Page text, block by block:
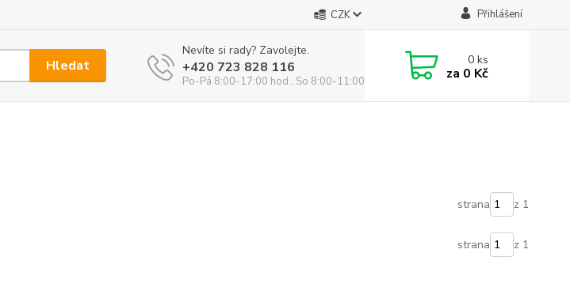
CZK Přihlášení
Hledat
Nevíte si rady? Zavolejte.
+420 723 828 116
Po-Pá 8:00-17:00 hod., So 8:00-11:00 hod.
0ks
za 0 Kč
strana z 1
strana z 1